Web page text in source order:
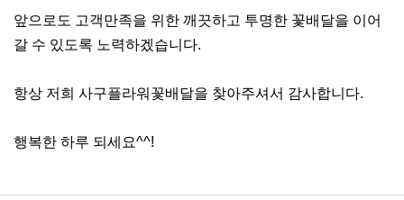
앞으로도 고객만족을 위한 깨끗하고 투명한 꽃배달을 이어
갈 수 있도록 노력하겠습니다.
항상 저희 사구플라워꽃배달을 찾아주셔서 감사합니다.
행복한 하루 되세요^^!